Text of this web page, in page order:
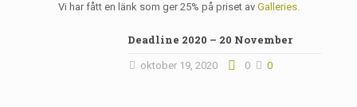
Vi har fått en länk som ger 25% på priset avGalleries.
Deadline 2020 – 20 November
oktober 19, 2020 0
0